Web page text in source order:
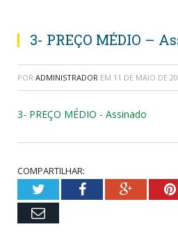
3- PREÇO MÉDIO –
POR ADMINISTRADOR EM 11 DE MAIO DE
3- PREÇO MÉDIO - Assinado
COMPARTILHAR:
TwitterFacebookGoogle+
Email